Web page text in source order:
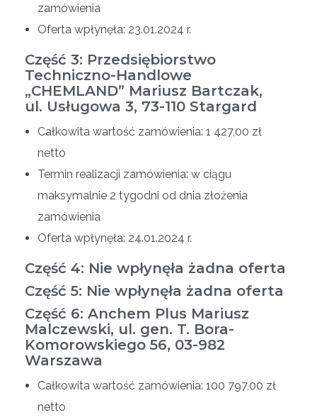
zamówienia
Oferta wpłynęła: 23.01.2024 r.
Część 3: Przedsiębiorstwo
Techniczno-Handlowe
„CHEMLAND” Mariusz Bartczak,
ul. Usługowa 3, 73-110 Stargard
Całkowita wartość zamówienia: 1 427,00 zł
netto
Termin realizacji zamówienia: w ciągu
maksymalnie 2 tygodni od dnia złożenia
zamówienia
Oferta wpłynęła: 24.01.2024 r.
Część 4: Nie wpłynęła żadna oferta
Część 5: Nie wpłynęła żadna oferta
Część 6: Anchem Plus Mariusz
Malczewski, ul. gen. T. Bora-
Komorowskiego 56, 03-982
Warszawa
Całkowita wartość zamówienia: 100 797,00 zł
netto